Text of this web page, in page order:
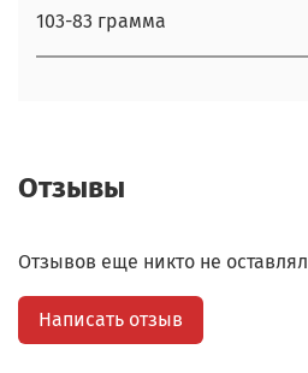
103-83 грамма
Отзывы
Отзывов еще никто не оставлял
Написать отзыв